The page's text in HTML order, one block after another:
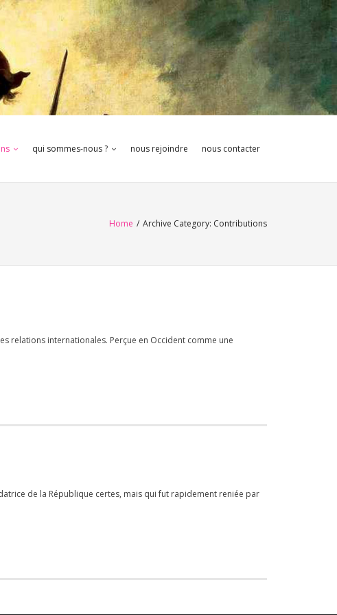
qui sommes-nous ? nous rejoindre nous contacter
Home / Archive Category: Contributions
relations internationales. Perçue en Occident comme une
de la République certes, mais qui fut rapidement reniée par